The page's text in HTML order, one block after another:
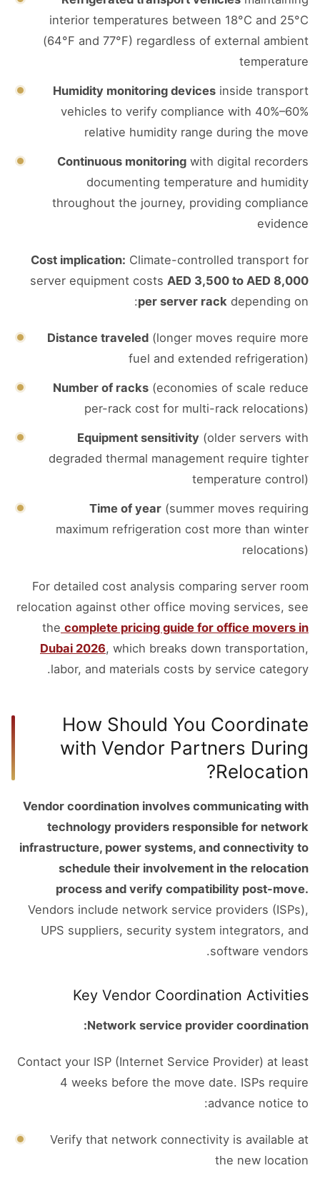
interior temperatures between 18°C and 25°C
(64°F and 77°F) regardless of external ambient
temperature
Humidity monitoring devices inside transport
vehicles to verify compliance with 40%–60%
relative humidity range during the move
Continuous monitoring with digital recorders
documenting temperature and humidity
throughout the journey, providing compliance
evidence
Cost implication: Climate-controlled transport for
server equipment costs AED 3,500 to AED 8,000
per server rack depending on:
Distance traveled (longer moves require more
fuel and extended refrigeration)
Number of racks (economies of scale reduce
per-rack cost for multi-rack relocations)
Equipment sensitivity (older servers with
degraded thermal management require tighter
temperature control)
Time of year (summer moves requiring
maximum refrigeration cost more than winter
relocations)
For detailed cost analysis comparing server room
relocation against other office moving services, see
the complete pricing guide for office movers in
Dubai 2026, which breaks down transportation,
labor, and materials costs by service category.
How Should You Coordinate
with Vendor Partners During
Relocation?
Vendor coordination involves communicating with
technology providers responsible for network
infrastructure, power systems, and connectivity to
schedule their involvement in the relocation
process and verify compatibility post-move.
Vendors include network service providers (ISPs),
UPS suppliers, security system integrators, and
software vendors.
Key Vendor Coordination Activities
Network service provider coordination:
Contact your ISP (Internet Service Provider) at least
4 weeks before the move date. ISPs require
advance notice to:
Verify that network connectivity is available at
the new location